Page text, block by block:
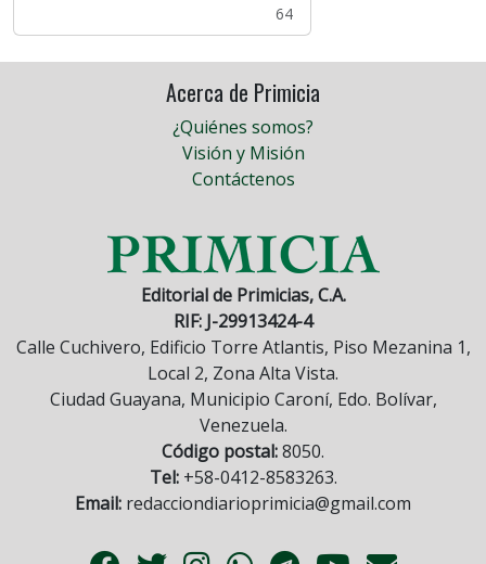
64
Acerca de Primicia
¿Quiénes somos?
Visión y Misión
Contáctenos
Editorial de Primicias, C.A.
RIF: J-29913424-4
Calle Cuchivero, Edificio Torre Atlantis, Piso Mezanina 1,
Local 2, Zona Alta Vista.
Ciudad Guayana, Municipio Caroní, Edo. Bolívar,
Venezuela.
Código postal:8050.
Tel:+58-0412-8583263.
Email: redacciondiarioprimicia@gmail.com